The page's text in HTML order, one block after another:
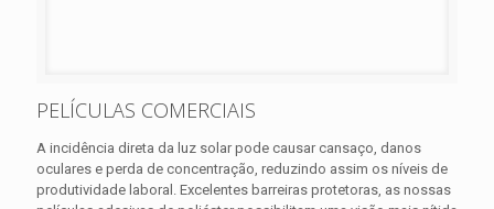
PELÍCULAS COMERCIAIS
A incidência direta da luz solar pode causar cansaço, danos
oculares e perda de concentração, reduzindo assim os níveis de
produtividade laboral. Excelentes barreiras protetoras, as nossas